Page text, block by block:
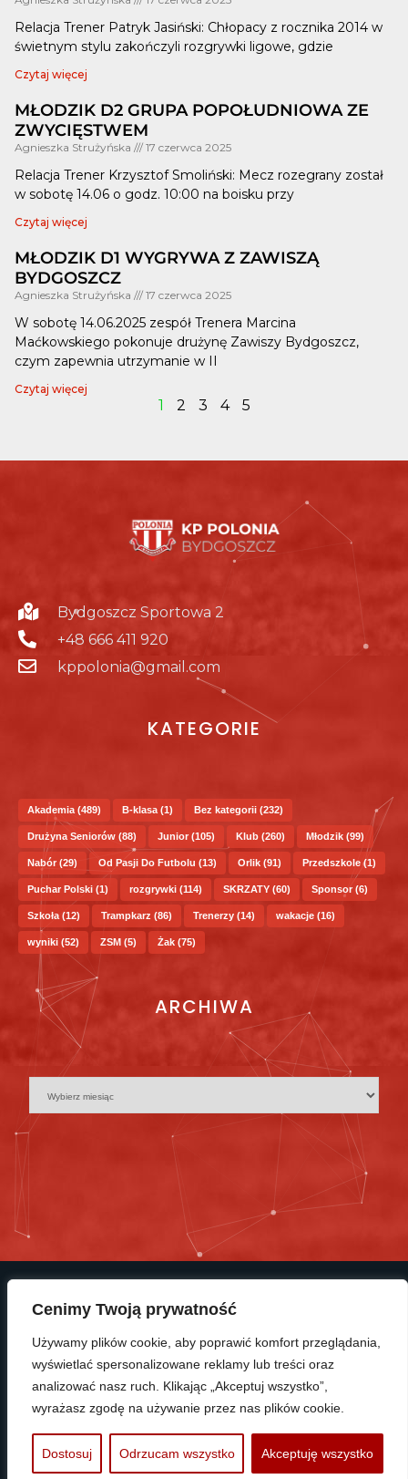
Cenimy Twoją prywatność
Używamy plików cookie, aby poprawić komfort przeglądania,
wyświetlać spersonalizowane reklamy lub treści oraz
analizować nasz ruch. Klikając „Akceptuj wszystko”,
wyrażasz zgodę na używanie przez nas plików cookie.
Dostosuj Odrzucam wszystko Akceptuję wszystko
Relacja Trener Patryk Jasiński: Chłopacy z rocznika 2014 w
świetnym stylu zakończyli rozgrywki ligowe, gdzie
Czytaj więcej
MŁODZIK D2 GRUPA POPOŁUDNIOWA ZE
ZWYCIĘSTWEM
Agnieszka Strużyńska 17 czerwca 2025
Relacja Trener Krzysztof Smoliński: Mecz rozegrany został
w sobotę 14.06 o godz. 10:00 na boisku przy
Czytaj więcej
MŁODZIK D1 WYGRYWA Z ZAWISZĄ
BYDGOSZCZ
Agnieszka Strużyńska 17 czerwca 2025
W sobotę 14.06.2025 zespół Trenera Marcina
Maćkowskiego pokonuje drużynę Zawiszy Bydgoszcz,
czym zapewnia utrzymanie w II
Czytaj więcej
1 2 3 4 5
Bydgoszcz Sportowa 2
+48 666 411 920
kppolonia@gmail.com
KATEGORIE
Akademia (489) B-klasa (1) Bez kategorii (232)
Drużyna Seniorów (88) Junior (105) Klub (260) Młodzik (99)
Nabór (29) Od Pasji Do Futbolu (13) Orlik (91) Przedszkole(1)
Puchar Polski (1) rozgrywki (114) SKRZATY (60) Sponsor (6)
Szkoła (12) Trampkarz (86) Trenerzy (14) wakacje (16)
wyniki (52) ZSM (5) Żak (75)
ARCHIWA
© Copyright 2025 KP Polonia Bydgoszcz
PROTRAINUP